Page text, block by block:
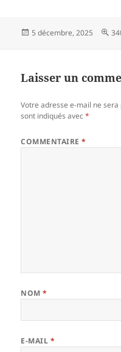
Publié
5 décembre, 2025
Laisser un
Votre adresse e-mail ne sera
sont indiqués avec*
COMMENTAIRE*
NOM*
E-MAIL *